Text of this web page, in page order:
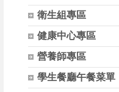
衛生組專區
健康中心專區
營養師專區
學生餐廳午餐菜單